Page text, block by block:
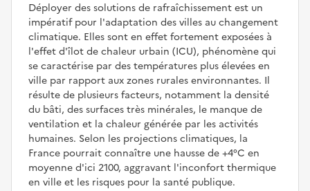
Déployer des solutions de rafraîchissement est un
impératif pour l'adaptation des villes au changement
climatique. Elles sont en effet fortement exposées à
l'effet d'îlot de chaleur urbain (ICU), phénomène qui
se caractérise par des températures plus élevées en
ville par rapport aux zones rurales environnantes. Il
résulte de plusieurs facteurs, notamment la densité
du bâti, des surfaces très minérales, le manque de
ventilation et la chaleur générée par les activités
humaines. Selon les projections climatiques, la
France pourrait connaître une hausse de +4°C en
moyenne d'ici 2100, aggravant l'inconfort thermique
en ville et les risques pour la santé publique.